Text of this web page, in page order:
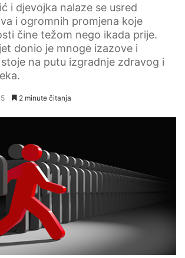
i djevojka nalaze se usred
i ogromnih promjena koje
čine težom nego ikada prije.
donio je mnoge izazove i
na putu izgradnje zdravog i
2 minute čitanja